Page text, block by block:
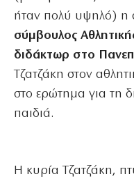
ήταν πολύ υψηλό) η
σύμβουλος
διδάκτωρ στο
Τζατζάκη στον
στο ερώτημα για τη
παιδιά.
Η κυρία Τζατζάκη,